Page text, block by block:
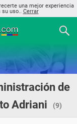
una mejor experiencia
su uso.. Cerrar
de
Adriani
(9)